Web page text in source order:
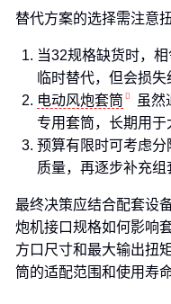
替代方案的选择需注意
当32规格缺货时，
临时替代，但会损
电动风炮套筒
虽然
专用套筒，长期用
预算有限时可考虑
质量，再逐步补充组
最终决策应结合配套设
炮机接口规格如何影响
方口尺寸和最大输出扭
筒的适配范围和使用寿命